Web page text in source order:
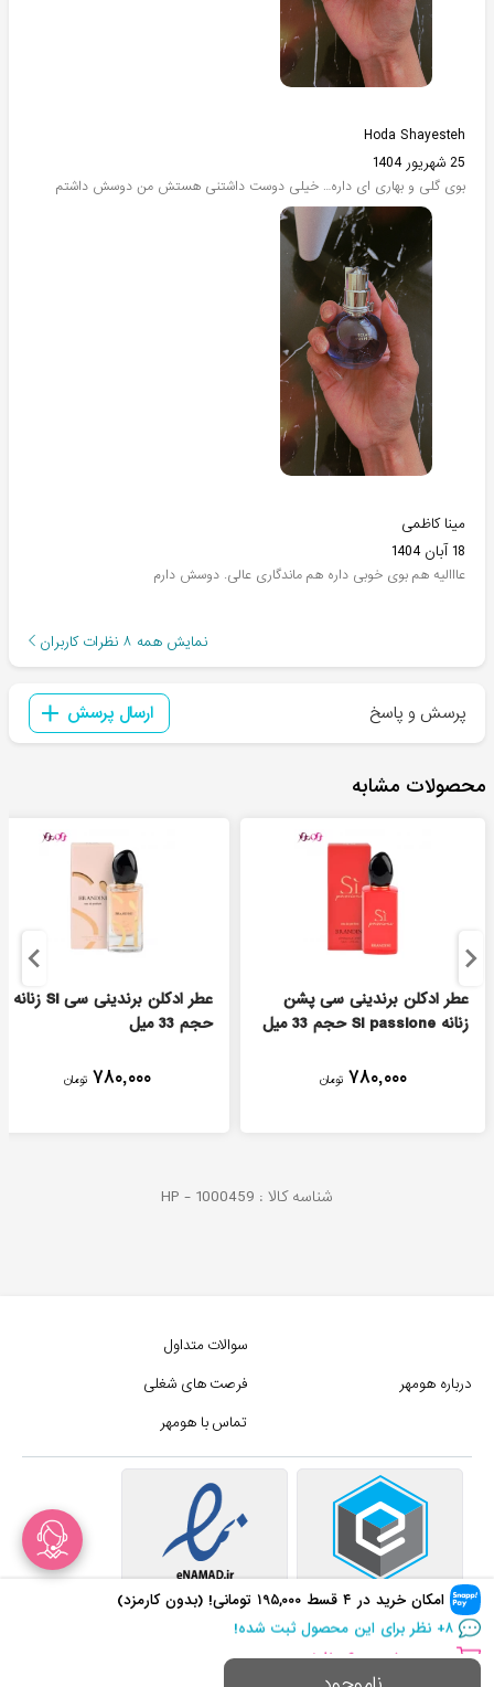
امکان خرید در ۴ قسط ۱۹۵,۰۰۰ تومانی! (بدون کارمزد)
در سبد خرید۶۰۰
۸ + نظر برای این محصول ثبت شده!
در سبد خرید۶۰۰+ نفر!
Hoda Shayesteh
25 شهریور 1404
بوی گلی و بهاری ای داره… خیلی دوست داشتنی هستش من دوسش داشتم
مینا کاظمی
18 آبان 1404
عااالیه هم بوی خوبی داره هم ماندگاری عالی. دوسش دارم
نمایش همه ۸ نظرات کاربران
پرسش و پاسخ ارسال پرسش
محصولات مشابه
عطر ادکلن برندینی سی پشن
زنانه Si passione حجم 33 میل
۷۸۰,۰۰۰ تومان
عطر ادکلن برندینی سی Si زنانه
حجم 33 میل
۷۸۰,۰۰۰ تومان
شناسه کالا : HP - 1000459
درباره هومهر
سوالات متداول
فرصت های شغلی
تماس با هومهر
کلیه حقوق این سایت متعلق به